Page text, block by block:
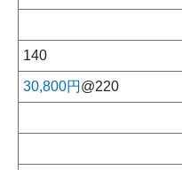
140
30,800円 @220